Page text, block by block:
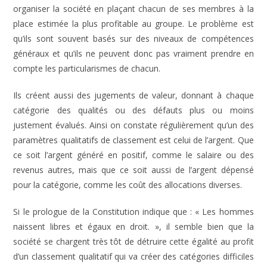
organiser la société en plaçant chacun de ses membres à la
place estimée la plus profitable au groupe. Le problème est
qu’ils sont souvent basés sur des niveaux de compétences
généraux et qu’ils ne peuvent donc pas vraiment prendre en
compte les particularismes de chacun.
Ils créent aussi des jugements de valeur, donnant à chaque
catégorie des qualités ou des défauts plus ou moins
justement évalués. Ainsi on constate régulièrement qu’un des
paramètres qualitatifs de classement est celui de l’argent. Que
ce soit l’argent généré en positif, comme le salaire ou des
revenus autres, mais que ce soit aussi de l’argent dépensé
pour la catégorie, comme les coût des allocations diverses.
Si le prologue de la Constitution indique que : « Les hommes
naissent libres et égaux en droit. », il semble bien que la
société se chargent très tôt de détruire cette égalité au profit
d’un classement qualitatif qui va créer des catégories difficiles